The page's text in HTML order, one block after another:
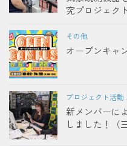
究プロジェクト
その他
オープンキャ
プロジェクト活動
新メンバーに
しました！（